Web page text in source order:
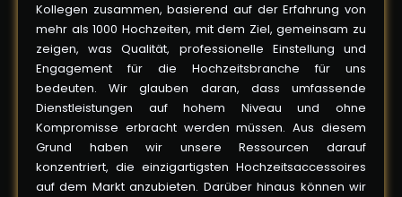
Kollegen zusammen, basierend auf der Erfahrung von
mehr als 1000 Hochzeiten, mit dem Ziel, gemeinsam zu
zeigen, was Qualität, professionelle Einstellung und
Engagement für die Hochzeitsbranche für uns
bedeuten. Wir glauben daran, dass umfassende
Dienstleistungen auf hohem Niveau und ohne
Kompromisse erbracht werden müssen. Aus diesem
Grund haben wir unsere Ressourcen darauf
konzentriert, die einzigartigsten Hochzeitsaccessoires
auf dem Markt anzubieten. Darüber hinaus können wir